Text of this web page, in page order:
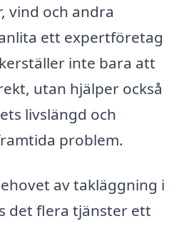
vind och andra
ett expertföretag
inte bara att
utan hjälper också
livslängd och
problem.
av takläggning i
det flera tjänster ett